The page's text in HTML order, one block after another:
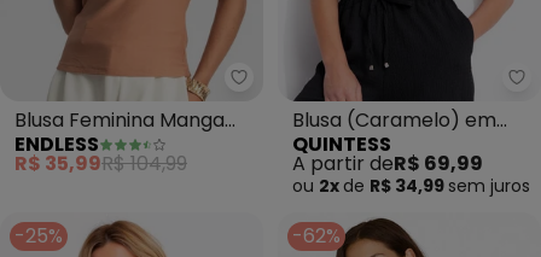
Endless - Blusa Feminina
Blusa Feminina Manga
Curta em Poly (Marrom)
ENDLESS
R$ 35,99R$ 104,99
Blusa (Caramelo) em
Ribana Canelada
QUINTESS
A partir deR$ 69,99
ou 2x de R$ 34,99 sem juros
-25% -62%